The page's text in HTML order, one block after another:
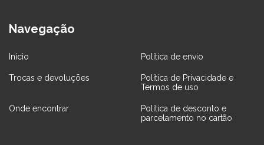
Navegação
Início Política de envio
Trocas e devoluções
Política de Privacidade e
Termos de uso
Onde encontrar
Política de desconto e
parcelamento no cartão